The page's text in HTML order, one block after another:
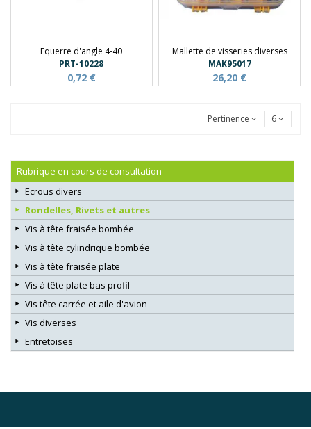
Equerre d'angle 4-40
PRT-10228
0,72 €
Mallette de visseries diverses
MAK95017
26,20 €
Pertinence 6
Rubrique en cours de consultation
Ecrous divers
Rondelles, Rivets et autres
Vis à tête fraisée bombée
Vis à tête cylindrique bombée
Vis à tête fraisée plate
Vis à tête plate bas profil
Vis tête carrée et aile d'avion
Vis diverses
Entretoises